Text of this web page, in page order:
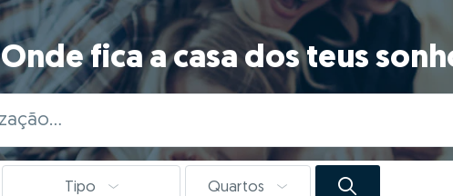
Onde fica a casa dos teus
Tipo Quartos